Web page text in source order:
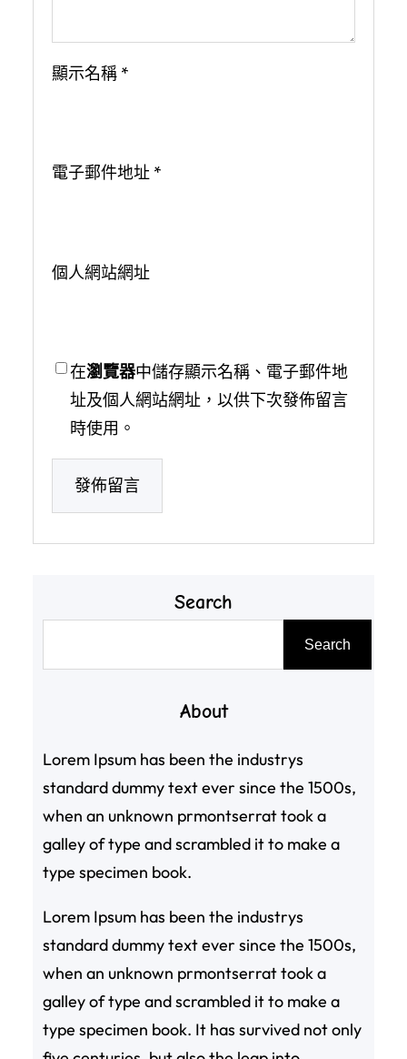
顯示名稱 *
電子郵件地址 *
個人網站網址
在瀏覽器中儲存顯示名稱、電子郵件地
址及個人網站網址，以供下次發佈留言
時使用。
Search
Search
About
Lorem Ipsum has been the industrys
standard dummy text ever since the 1500s,
when an unknown prmontserrat took a
galley of type and scrambled it to make a
type specimen book.
Lorem Ipsum has been the industrys
standard dummy text ever since the 1500s,
when an unknown prmontserrat took a
galley of type and scrambled it to make a
type specimen book. It has survived not only